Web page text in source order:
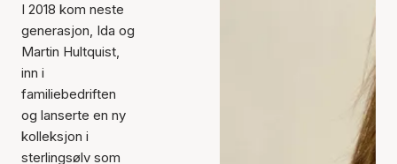
I 2018 kom neste
generasjon, Ida og
Martin Hultquist,
inn i
familiebedriften
og lanserte en ny
kolleksjon i
sterlingsølv som